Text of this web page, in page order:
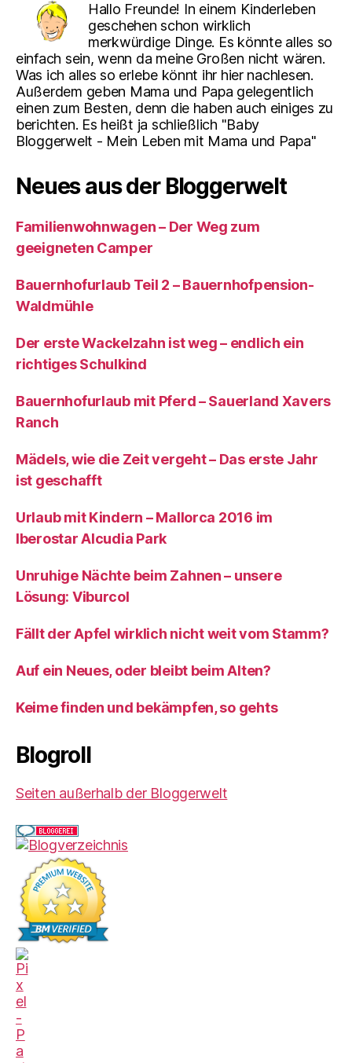
Hallo Freunde! In einem Kinderleben
geschehen schon wirklich
merkwürdige Dinge. Es könnte alles so
einfach sein, wenn da meine Großen nicht wären.
Was ich alles so erlebe könnt ihr hier nachlesen.
Außerdem geben Mama und Papa gelegentlich
einen zum Besten, denn die haben auch einiges zu
berichten. Es heißt ja schließlich "Baby
Bloggerwelt - Mein Leben mit Mama und Papa"
Neues aus der Bloggerwelt
Familienwohnwagen – Der Weg zum
geeigneten Camper
Bauernhofurlaub Teil 2 – Bauernhofpension-
Waldmühle
Der erste Wackelzahn ist weg – endlich ein
richtiges Schulkind
Bauernhofurlaub mit Pferd – Sauerland Xavers
Ranch
Mädels, wie die Zeit vergeht – Das erste Jahr
ist geschafft
Urlaub mit Kindern – Mallorca 2016 im
Iberostar Alcudia Park
Unruhige Nächte beim Zahnen – unsere
Lösung: Viburcol
Fällt der Apfel wirklich nicht weit vom Stamm?
Auf ein Neues, oder bleibt beim Alten?
Keime finden und bekämpfen, so gehts
Blogroll
Seiten außerhalb der Bloggerwelt